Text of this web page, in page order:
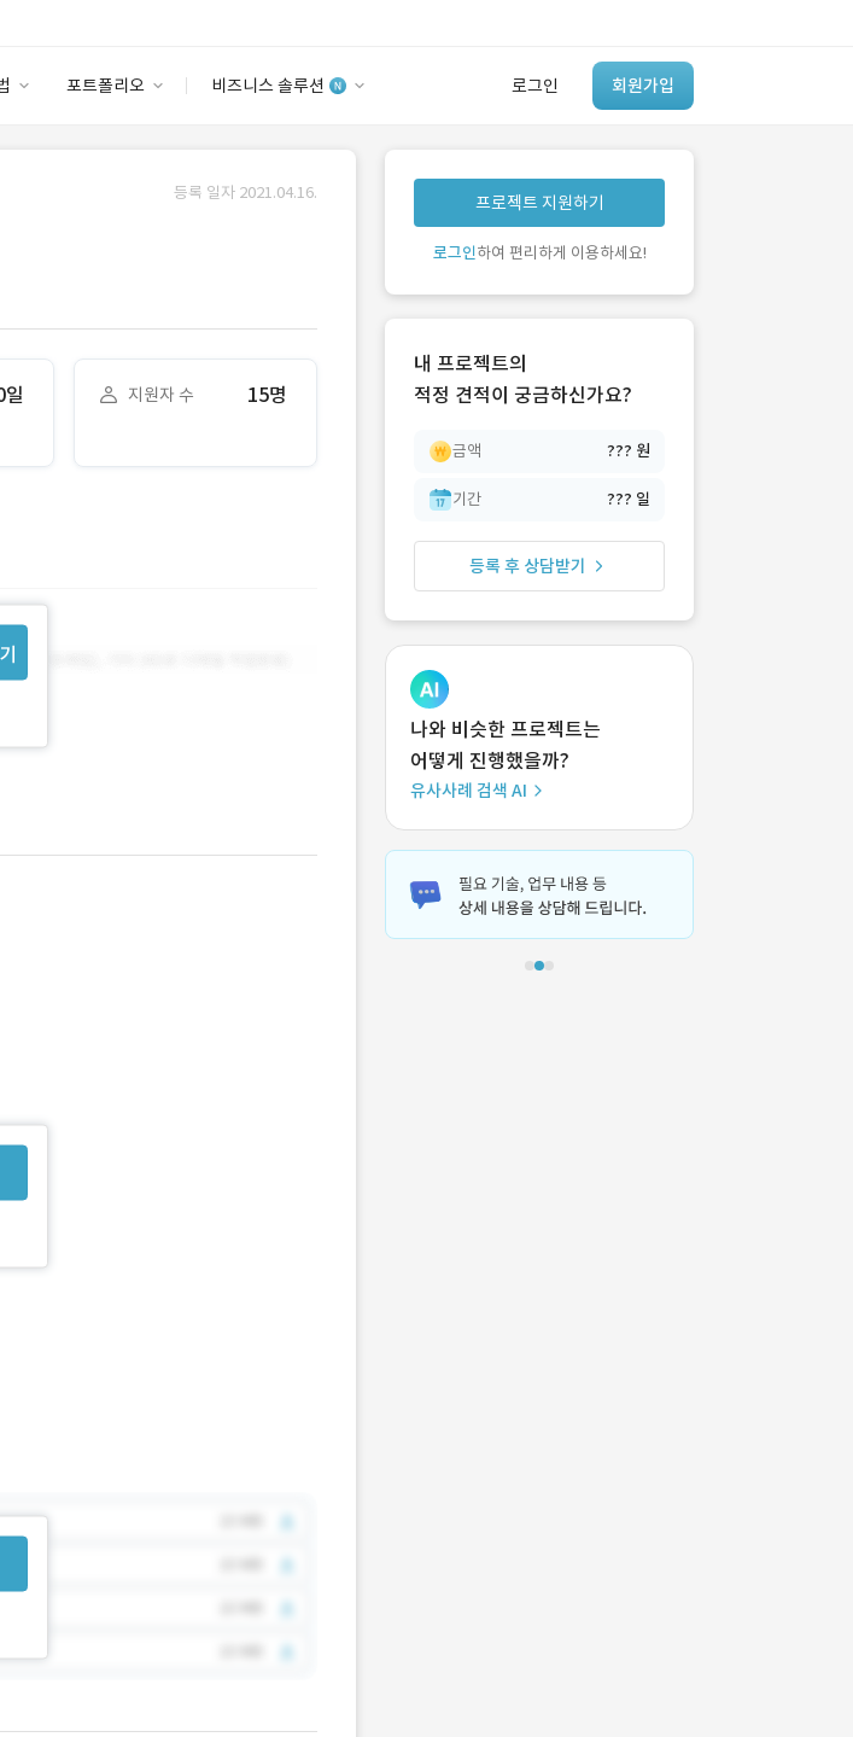
포트폴리오 비즈니스 솔루션 로그인 회원가입
안심 코드 케어
유사사례 검색 AI
‘이런 거’ 만들어본
개발 회사 있어?
등록 일자 2021.04.16.
일 지원자 수 15명
프로젝트 지원하기
로그인하여 편리하게 이용하세요!
내 프로젝트의
적정 견적이 궁금하신가요?
금액 ??? 원
기간 ??? 일
등록 후 상담받기
나와 비슷한 프로젝트는
어떻게 진행했을까?
유사사례 검색 AI